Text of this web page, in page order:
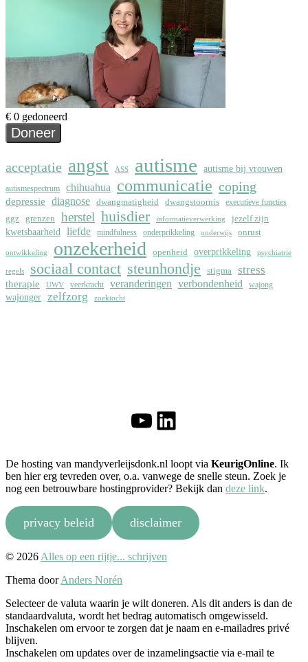
acceptatie angst ASS autisme autisme bij vrouwen
autismespectrum chihuahua communicatie coping
depressie diagnose dwangmatigheid dwangstoornis executieve functies
ggz grenzen herstel huisdier informatieverwerking jezelf zijn
kwetsbaarheid liefde mindfulness onderprikkeling onderwijs onrust
ontwikkeling onzekerheid openheid overprikkeling psychiatrie
regels sociaal contact steunhondje stigma stress
therapie UWV veerkracht veranderingen verbondenheid wajong
wajonger zelfzorg zoektocht
YouTube
LinkedIn
De hosting van mandyverleijsdonk.nl loopt via KeurigOnline. Ik
ben hier erg tevreden over, o.a. vanwege de snelle steun. Zoek je
nog een betrouwbare hostingprovider? Bekijk dan deze link.
privacy beleid disclaimer
Naar
© 2026 Alles op een rijtje... schrijven
Thema doorAnders Norén
Selecteer de valuta waarin je wilt doneren. Als dit anders is dan de
standaardvaluta, wordt het bedrag automatisch omgewisseld.
Inschakelen om ervoor te zorgen dat je naam en e-mailadres privé
blijven.
Inschakelen om updates over de inzamelingsactie via e-mail te